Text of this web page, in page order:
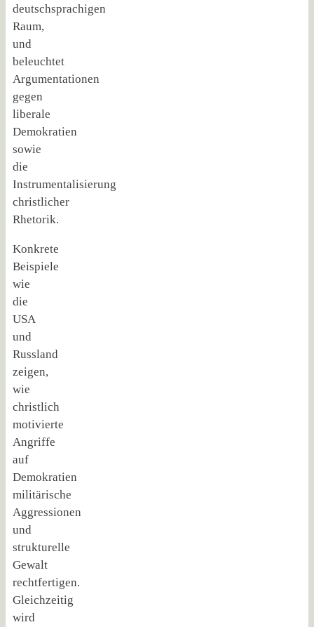
deutschsprachigen
Raum,
und
beleuchtet
Argumentationen
gegen
liberale
Demokratien
sowie
die
Instrumentalisierung
christlicher
Rhetorik.
Konkrete
Beispiele
wie
die
USA
und
Russland
zeigen,
wie
christlich
motivierte
Angriffe
auf
Demokratien
militärische
Aggressionen
und
strukturelle
Gewalt
rechtfertigen.
Gleichzeitig
wird